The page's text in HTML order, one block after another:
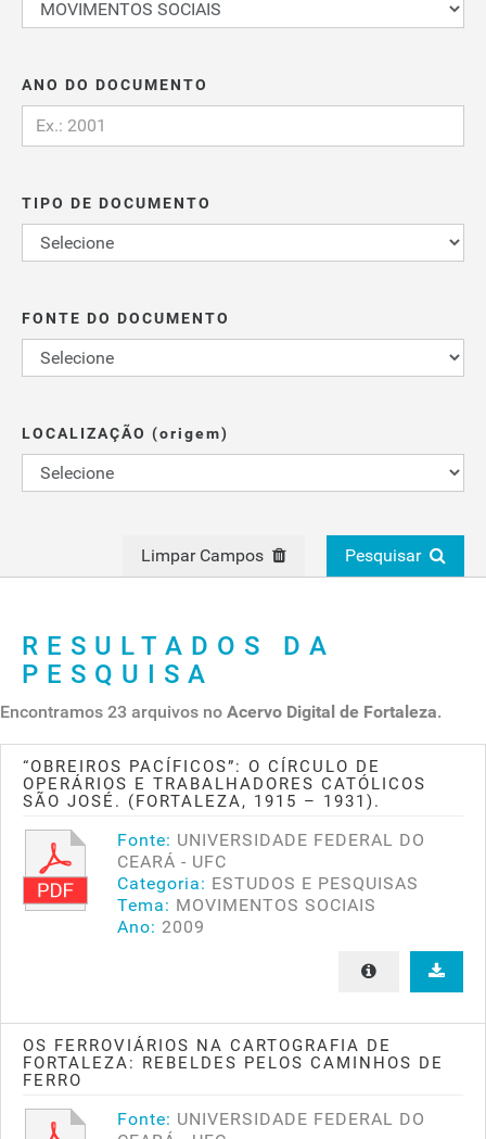
ANO DO DOCUMENTO
TIPO DE DOCUMENTO
FONTE DO DOCUMENTO
LOCALIZAÇÃO (origem)
Pesquisar
Limpar Campos
RESULTADOS DA
PESQUISA
Encontramos 23 arquivos no Acervo Digital de Fortaleza.
“OBREIROS PACÍFICOS”: O CÍRCULO DE
OPERÁRIOS E TRABALHADORES CATÓLICOS
SÃO JOSÉ. (FORTALEZA, 1915 – 1931).
Fonte: UNIVERSIDADE FEDERAL DO
CEARÁ - UFC
Categoria: ESTUDOS E PESQUISAS
Tema: MOVIMENTOS SOCIAIS
Ano: 2009
OS FERROVIÁRIOS NA CARTOGRAFIA DE
FORTALEZA: REBELDES PELOS CAMINHOS DE
FERRO
Fonte: UNIVERSIDADE FEDERAL DO